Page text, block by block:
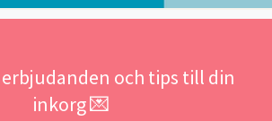
erbjudanden och tips till din
inkorg 💌